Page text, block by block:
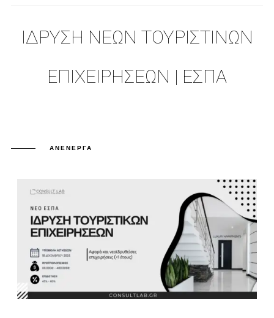
ΙΔΡΥΣΗ ΝΕΩΝ ΤΟΥΡΙΣΤΙΝΩΝ
ΕΠΙΧΕΙΡΗΣΕΩΝ | ΕΣΠΑ
ΑΝΕΝΕΡΓΆ